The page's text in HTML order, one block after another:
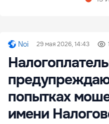
Noi 29 мая 2026, 14:43
попытках
имени